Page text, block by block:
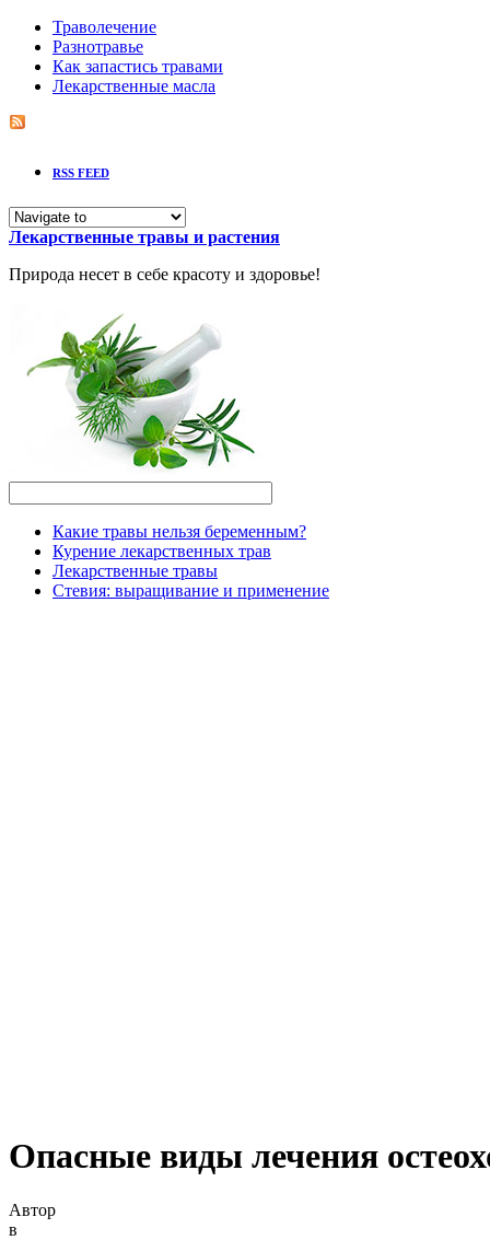
Траволечение
Разнотравье
Как запастись травами
Лекарственные масла
RSS FEED
Лекарственные травы и растения
Природа несет в себе красоту и здоровье!
Какие травы нельзя беременным?
Курение лекарственных трав
Лекарственные травы
Стевия: выращивание и применение
Опасные виды лечения
Автор
в